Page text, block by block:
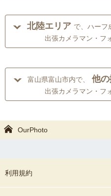
北陸エリア で、ハーフ
出張カメラマン・フ
富山県富山市内で、 他
出張カメラマン・フ
OurPhoto
利用規約